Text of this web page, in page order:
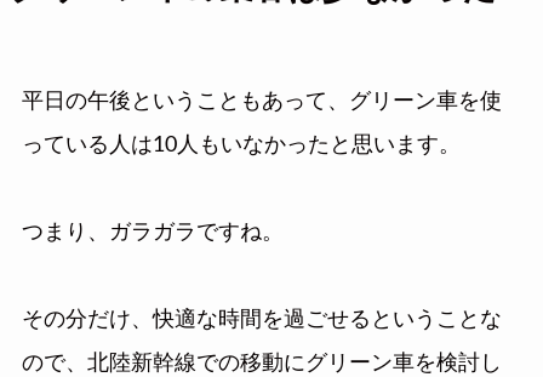
平日の午後ということもあって、グリーン車を使
っている人は10人もいなかったと思います。
つまり、ガラガラですね。
その分だけ、快適な時間を過ごせるということな
ので、北陸新幹線での移動にグリーン車を検討し